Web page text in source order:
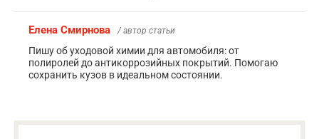
Елена Смирнова / автор статьи
Пишу об уходовой химии для автомобиля: от
полиролей до антикоррозийных покрытий. Помогаю
сохранить кузов в идеальном состоянии.